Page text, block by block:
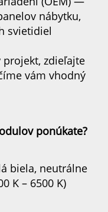
nábytku,
svietidiel
zdieľajte
vám vhodný
ponúkate?
biela, neutrálne
K – 6500 K)